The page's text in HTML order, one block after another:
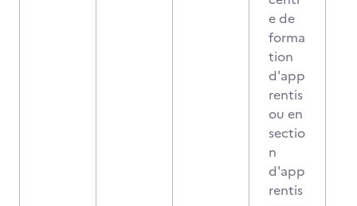
e de
forma
tion
d'app
rentis
ou en
sectio
n
d'app
rentis